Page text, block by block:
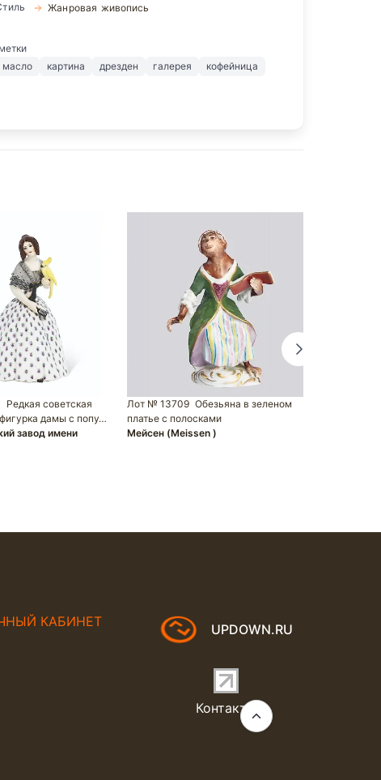
Жанровая живопись
метки
масло
картина дрезден галерея кофейница
Редкая советская
дамы с попу…
завод имени
Лот № 13709 Обезьяна в зеленом
платье с полосками
Мейсен (Meissen )
КАБИНЕТ UPDOWN.RU
Контакты